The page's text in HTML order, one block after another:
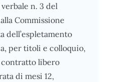
n. 3 del
Commissione
dell’espletamento
per titoli e colloquio,
contratto libero
di mesi 12,